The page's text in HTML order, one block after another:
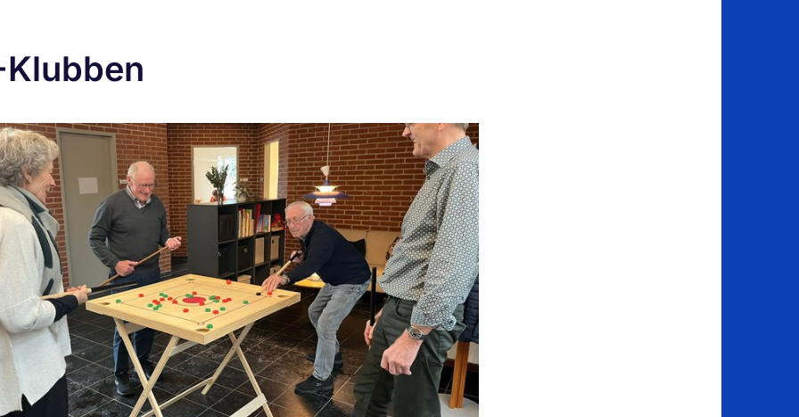
Klubben